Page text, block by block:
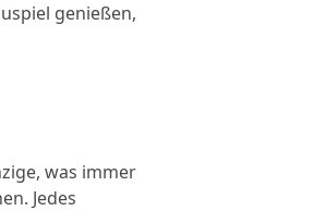
genießen,
was immer
Jedes